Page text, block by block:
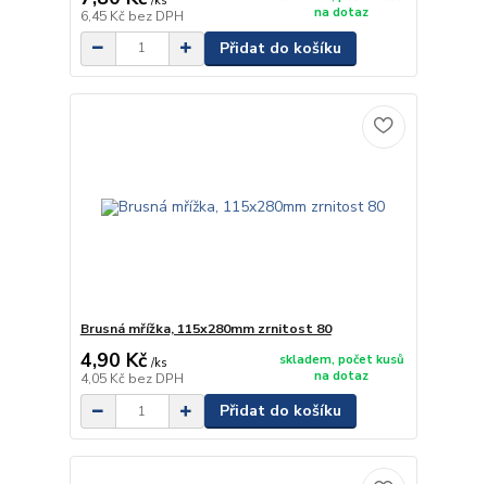
6,45 Kč bez DPH
na dotaz
Přidat do košíku
Brusná mřížka, 115x280mm zrnitost 80
4,90 Kč /ks
4,05 Kč bez DPH
skladem, počet kusů
na dotaz
Přidat do košíku